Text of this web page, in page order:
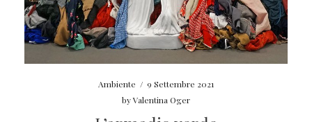
Ambiente / 9 Settembre 2021
byValentina Oger